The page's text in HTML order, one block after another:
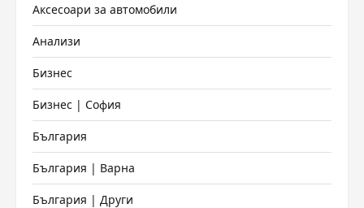
Аксесоари за автомобили
Анализи
Бизнес
Бизнес | София
България
България | Варна
България | Други